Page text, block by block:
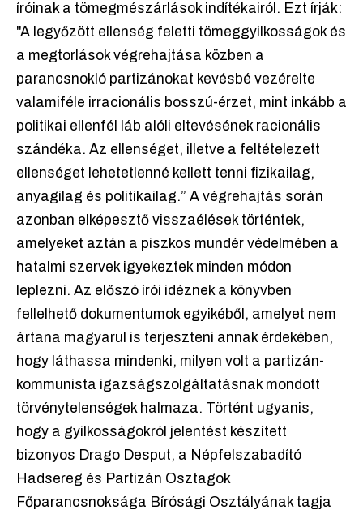
íróinak a tömegmészárlások indítékairól. Ezt írják:
"A legyőzött ellenség feletti tömeggyilkosságok és
a megtorlások végrehajtása közben a
parancsnokló partizánokat kevésbé vezérelte
valamiféle irracionális bosszú-érzet, mint inkább a
politikai ellenfél láb alóli eltevésének racionális
szándéka. Az ellenséget, illetve a feltételezett
ellenséget lehetetlenné kellett tenni fizikailag,
anyagilag és politikailag.” A végrehajtás során
azonban elképesztő visszaélések történtek,
amelyeket aztán a piszkos mundér védelmében a
hatalmi szervek igyekeztek minden módon
leplezni. Az előszó írói idéznek a könyvben
fellelhető dokumentumok egyikéből, amelyet nem
ártana magyarul is terjeszteni annak érdekében,
hogy láthassa mindenki, milyen volt a partizán-
kommunista igazságszolgáltatásnak mondott
törvénytelenségek halmaza. Történt ugyanis,
hogy a gyilkosságokról jelentést készített
bizonyos Drago Desput, a Népfelszabadító
Hadsereg és Partizán Osztagok
Főparancsnoksága Bírósági Osztályának tagja